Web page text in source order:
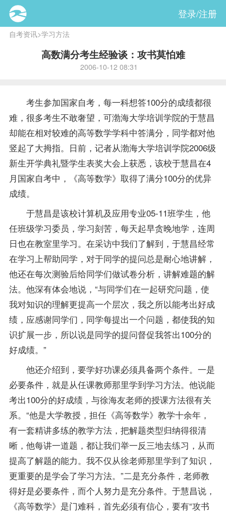
登录/注册
自考资讯>学习方法
高数满分考生经验谈：攻书莫怕难
2006-10-12 08:31
考生参加国家自考，每一科想答100分的成绩都很
难，很多考生不敢奢望，可渤海大学培训学院的于慧昌
却能在相对较难的高等数学学科中答满分，同学都对他
竖起了大拇指。日前，记者从渤海大学培训学院2006级
新生开学典礼暨学生表奖大会上获悉，该校于慧昌在4
月国家自考中，《高等数学》取得了满分100分的优异
成绩。
于慧昌是该校计算机及应用专业05-11班学生，他
任班级学习委员，学习刻苦，每天起早贪晚地学，连周
日也在教室里学习。在采访中我们了解到，于慧昌经常
在学习上帮助同学，对于同学的提问总是耐心地讲解，
他还在每次测验后给同学们做试卷分析，讲解难题的解
法。他深有体会地说，“与同学们在一起研究问题，使
我对知识的理解更提高一个层次，我之所以能考出好成
绩，应感谢同学们，同学每提出一个问题，都使我的知
识扩展一步，所以说是同学的提问督促我答出100分的
好成绩。”
他还介绍到，要学好功课必须具备两个条件。一是
必要条件，就是从任课教师那里学到学习方法。他说能
考出100分的好成绩，与徐海友老师的授课方法很有关
系。“他是大学教授，担任《高等数学》教学十余年，
有一套精讲多练的教学方法，把解题类型归纳得很清
晰，他每讲一道题，都让我们举一反三地去练习，从而
提高了解题的能力。我不仅从徐老师那里学到了知识，
更重要的是学会了学习方法。”二是充分条件，老师教
得好是必要条件，而个人努力是充分条件。于慧昌说，
《高等数学》是门难科，首先必须有信心，要有“攻书